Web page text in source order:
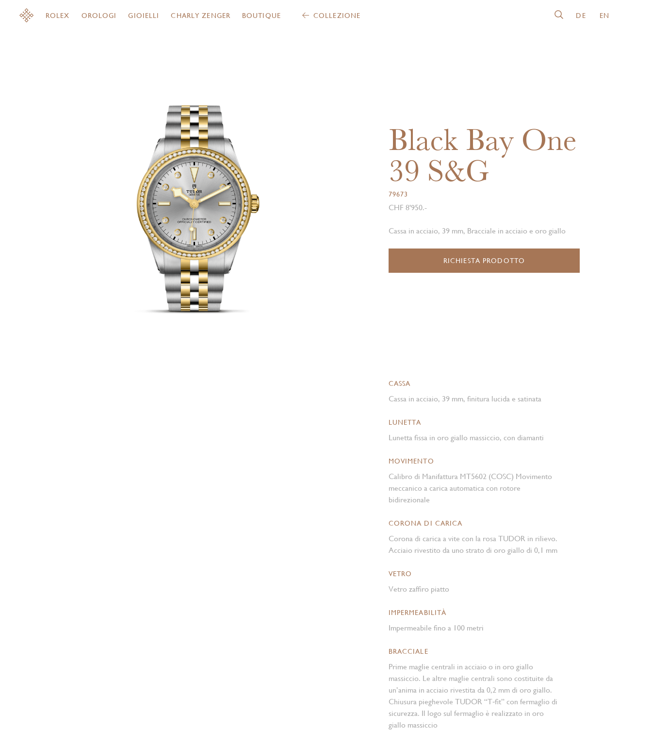
ROLEX OROLOGI GIOIELLI CHARLY ZENGER BOUTIQUE COLLEZIONE DE EN
Black Bay One
39 S&G
79673
CHF 8'950.-
Cassa in acciaio, 39 mm, Bracciale in acciaio e oro giallo
RICHIESTA PRODOTTO
CASSA
Cassa in acciaio, 39 mm, finitura lucida e satinata
LUNETTA
Lunetta fissa in oro giallo massiccio, con diamanti
MOVIMENTO
Calibro di Manifattura MT5602 (COSC) Movimento
meccanico a carica automatica con rotore
bidirezionale
CORONA DI CARICA
Corona di carica a vite con la rosa TUDOR in rilievo.
Acciaio rivestito da uno strato di oro giallo di 0,1 mm
VETRO
Vetro zaffiro piatto
IMPERMEABILITÀ
Impermeabile fino a 100 metri
BRACCIALE
Prime maglie centrali in acciaio o in oro giallo
massiccio. Le altre maglie centrali sono costituite da
un’anima in acciaio rivestita da 0,2 mm di oro giallo.
Chiusura pieghevole TUDOR “T‑fit” con fermaglio di
sicurezza. Il logo sul fermaglio è realizzato in oro
giallo massiccio